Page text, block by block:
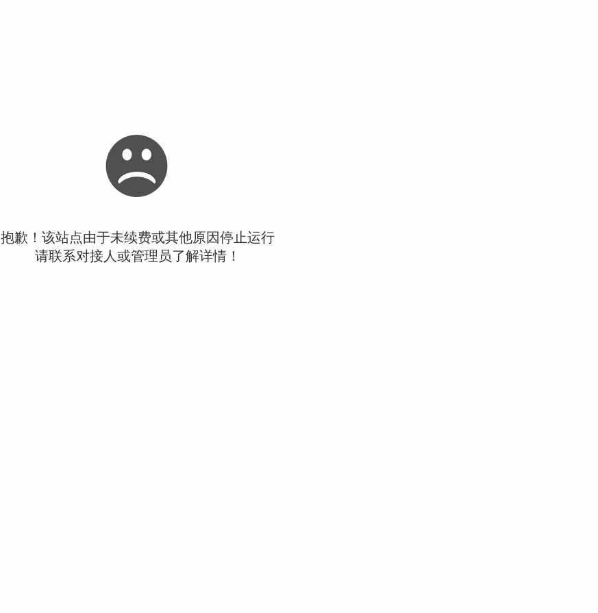
抱歉！该站点由于未续费或其他原因停止运行
请联系对接人或管理员了解详情！